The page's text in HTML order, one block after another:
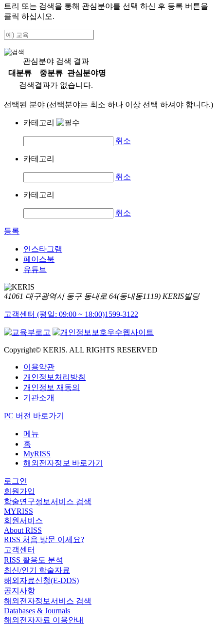
트리 또는 검색을 통해 관심분야를 선택 하신 후 등록 버튼을
클릭 하십시오.
관심분야 검색 결과
대분류
중분류
관심분야명
검색결과가 없습니다.
선택된 분야 (선택분야는 최소 하나 이상 선택 하셔야 합니다.)
카테고리
취소
카테고리
취소
카테고리
취소
등록
인스타그램
페이스북
유튜브
41061 대구광역시 동구 동내로 64(동내동1119) KERIS빌딩
고객센터 (평일: 09:00 ~ 18:00)1599-3122
Copyright© KERIS. ALL RIGHTS RESERVED
이용약관
개인정보처리방침
개인정보 재동의
기관소개
PC 버전 바로가기
메뉴
홈
MyRISS
해외전자정보 바로가기
로그인
회원가입
학술연구정보서비스 검색
MYRISS
회원서비스
About RISS
RISS 처음 방문 이세요?
고객센터
RISS 활용도 분석
최신/인기 학술자료
해외자료신청(E-DDS)
공지사항
해외전자정보서비스 검색
Databases & Journals
해외전자자료 이용안내